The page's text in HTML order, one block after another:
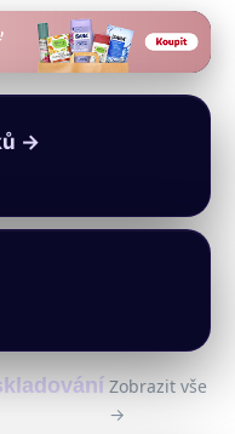
→
Zobrazit vše
→